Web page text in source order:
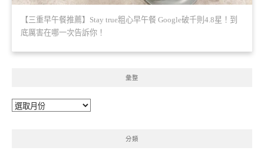
【三重早午餐推薦】Stay true粗心早午餐 Google破千則4.8星！到
底厲害在哪一次告訴你！
彙整
彙
分類